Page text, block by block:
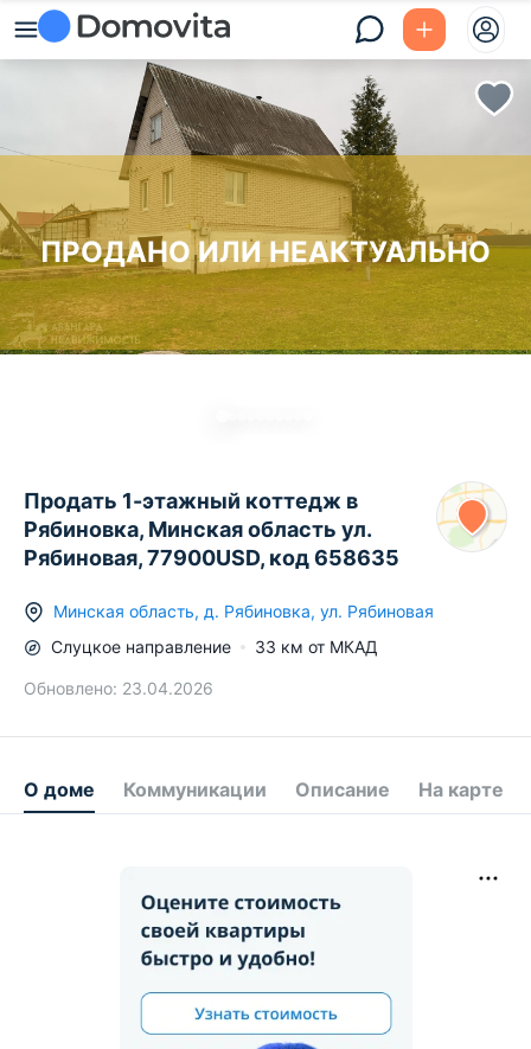
ПРОДАНО ИЛИ НЕАКТУАЛЬНО
Продать 1-этажный коттедж в
Рябиновка, Минская область ул.
Рябиновая, 77900USD, код 658635
Минская область, д. Рябиновка, ул. Рябиновая
Слуцкое направление 33 км от МКАД
Обновлено: 23.04.2026
О доме Коммуникации Описание На карте